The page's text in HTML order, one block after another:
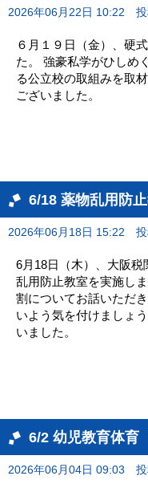
2026年06月22日 10:22
６月１９日（金）、硬
た。 強豪私学がひしめ
る公立校の取組みを取
ございました。
6/18 薬物乱用防
2026年06月18日 15:22
6月18日（木）、大阪
乱用防止教室を実施し
割についてお話いただ
いよう気を付けましょ
いました。
6/2 幼児教育体育
2026年06月04日 09:03